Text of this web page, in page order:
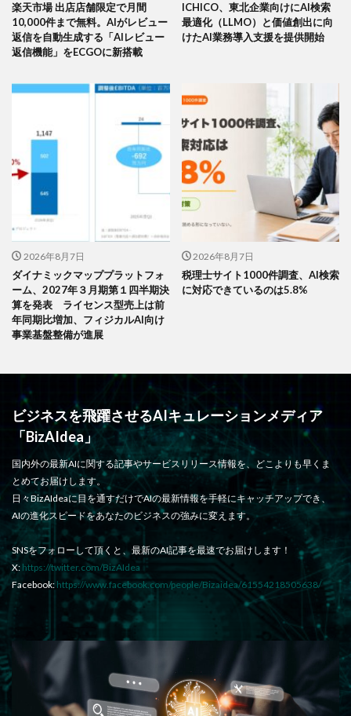
楽天市場 出店店舗限定で月間
10,000件まで無料。AIがレビュー
返信を自動生成する「AIレビュー
返信機能」をECGOに新搭載
ICHICO、東北企業向けにAI検索
最適化（LLMO）と価値創出に向
けたAI業務導入支援を提供開始
2026年8月7日
ダイナミックマッププラットフォ
ーム、2027年３月期第１四半期決
算を発表 ライセンス型売上は前
年同期比増加、フィジカルAI向け
事業基盤整備が進展
2026年8月7日
税理士サイト1000件調査、AI検索
に対応できているのは5.8%
ビジネスを飛躍させるAIキュレーションメディア
「BizAIdea」
国内外の最新AIに関する記事やサービスリリース情報を、どこよりも早くま
とめてお届けします。
日々BizAIdeaに目を通すだけでAIの最新情報を手軽にキャッチアップでき、
AIの進化スピードをあなたのビジネスの強みに変えます。
SNSをフォローして頂くと、最新のAI記事を最速でお届けします！
X: https://twitter.com/BizAIdea
Facebook: https://www.facebook.com/people/Bizaidea/61554218505638/